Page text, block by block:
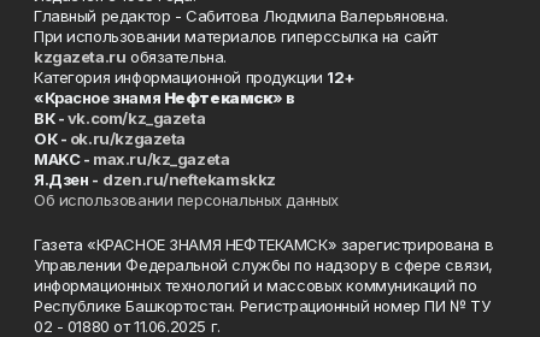
Главный редактор - Сабитова Людмила Валерьяновна.
При использовании материалов гиперссылка на сайт
kzgazeta.ru обязательна.
Категория информационной продукции 12+
«Красное знамя Нефтекамск» в
ВК -vk.com/kz_gazeta
ОК - ok.ru/kzgazeta
MAKC - max.ru/kz_gazeta
Я.Дзен - dzen.ru/neftekamskkz
Об использовании персональных данных
Газета «КРАСНОЕ ЗНАМЯ НЕФТЕКАМСК» зарегистрирована в
Управлении Федеральной службы по надзору в сфере связи,
информационных технологий и массовых коммуникаций по
Республике Башкортостан. Регистрационный номер ПИ № ТУ
02 - 01880 от 11.06.2025 г.